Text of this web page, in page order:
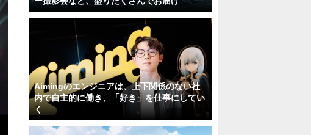
Aimingのエンジニアは、上下関係のない社
内で自主的に働き、「好き」を仕事にしてい
く